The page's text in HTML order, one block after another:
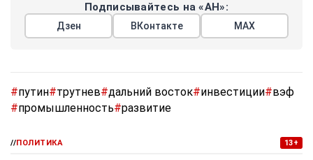
Подписывайтесь на «АН»:
Дзен ВКонтакте МАХ
#путин#трутнев#дальний восток#инвестиции#вэф
#промышленность#развитие
//ПОЛИТИКА 13+